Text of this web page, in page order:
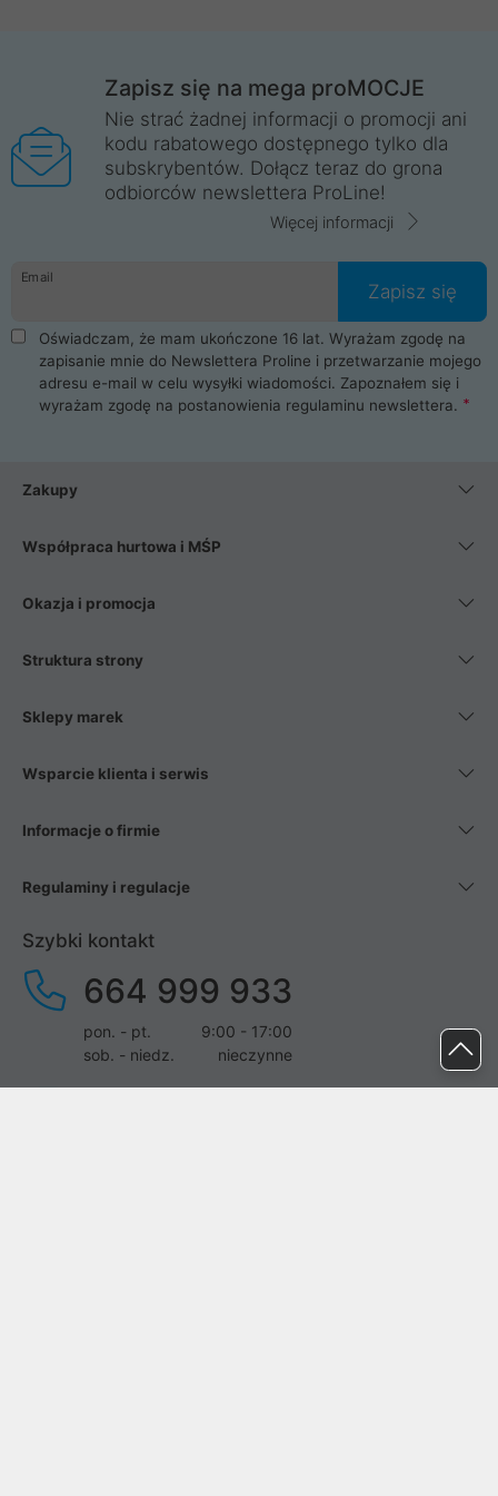
Zapisz się na mega proMOCJE
Nie strać żadnej informacji o promocji ani
kodu rabatowego dostępnego tylko dla
subskrybentów. Dołącz teraz do grona
odbiorców newslettera ProLine!
Więcej informacji
Email
Zapisz się
Oświadczam, że mam ukończone 16 lat. Wyrażam zgodę na
zapisanie mnie do Newslettera Proline i przetwarzanie mojego
adresu e-mail w celu wysyłki wiadomości. Zapoznałem się i
wyrażam zgodę na postanowienia regulaminu newslettera.
Zakupy
Współpraca hurtowa i MŚP
Okazja i promocja
Struktura strony
Sklepy marek
Wsparcie klienta i serwis
Informacje o firmie
Regulaminy i regulacje
Szybki kontakt
664 999 933
pon. - pt.
9:00 - 17:00
sob. - niedz.
nieczynne